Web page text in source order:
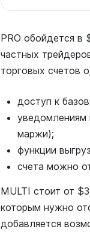
PRO обойдется в
частных
торговых счетов
доступ к
уведомлениям
маржи);
функции
счета можно
MULTI стоит от
которым нужно
добавляется